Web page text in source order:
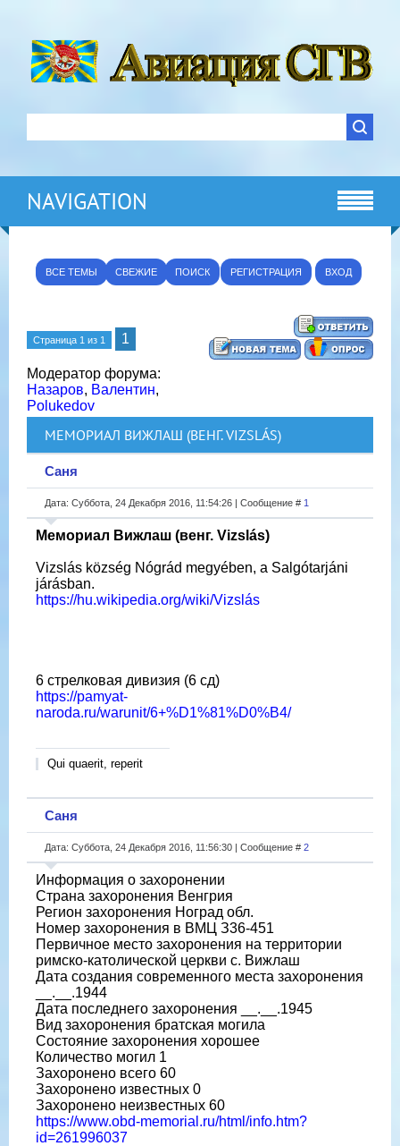
NAVIGATION
ВСЕ ТЕМЫ СВЕЖИЕ ПОИСК РЕГИСТРАЦИЯ ВХОД
Страница 1 из 1 1
Модератор форума:
Назаров, Валентин,
Polukedov
МЕМОРИАЛ ВИЖЛАШ (ВЕНГ. VIZSLÁS)
Саня
Дата: Суббота, 24 Декабря 2016, 11:54:26 | Сообщение # 1
Мемориал Вижлаш (венг. Vizslás)
Vizslás község Nógrád megyében, a Salgótarjáni
járásban.
https://hu.wikipedia.org/wiki/Vizslás
6 стрелковая дивизия (6 сд)
https://pamyat-
naroda.ru/warunit/6+%D1%81%D0%B4/
Qui quaerit, reperit
Саня
Дата: Суббота, 24 Декабря 2016, 11:56:30 | Сообщение # 2
Информация о захоронении
Страна захоронения Венгрия
Регион захоронения Ноград обл.
Номер захоронения в ВМЦ З36-451
Первичное место захоронения на территории
римско-католической церкви с. Вижлаш
Дата создания современного места захоронения
__.__.1944
Дата последнего захоронения __.__.1945
Вид захоронения братская могила
Состояние захоронения хорошее
Количество могил 1
Захоронено всего 60
Захоронено известных 0
Захоронено неизвестных 60
https://www.obd-memorial.ru/html/info.htm?
id=261996037